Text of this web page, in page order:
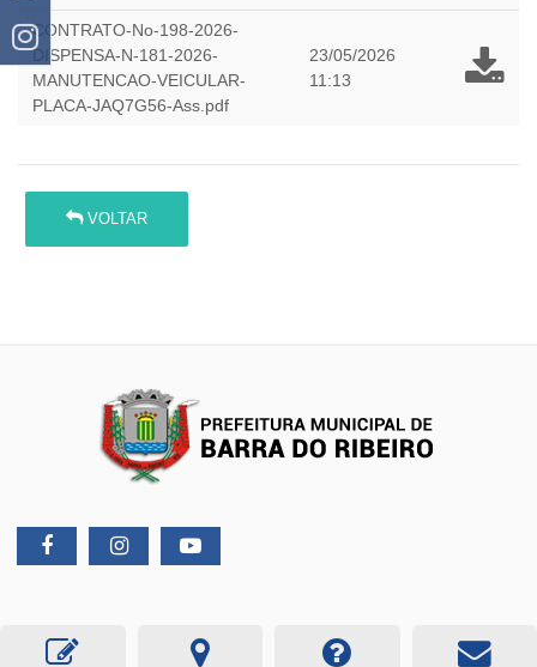
CONTRATO-No-198-2026-
DISPENSA-N-181-2026-
MANUTENCAO-VEICULAR-
PLACA-JAQ7G56-Ass.pdf
23/05/2026
11:13
VOLTAR